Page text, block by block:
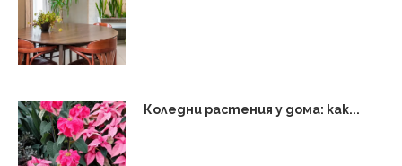
Коледни растения у дома: как...